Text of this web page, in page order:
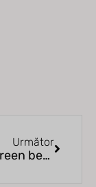
Următor
Ce este “green beer” și unde găsești bere verde